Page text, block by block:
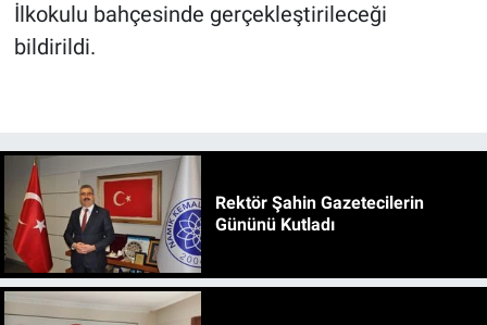
İlkokulu bahçesinde gerçekleştirileceği
bildirildi.
Rektör Şahin Gazetecilerin
Gününü Kutladı